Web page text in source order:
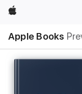
Apple
Apple Books
Nav
Open
Menu